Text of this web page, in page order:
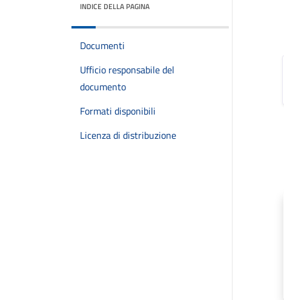
INDICE DELLA PAGINA
Documenti
Ufficio responsabile del
documento
Formati disponibili
Licenza di distribuzione